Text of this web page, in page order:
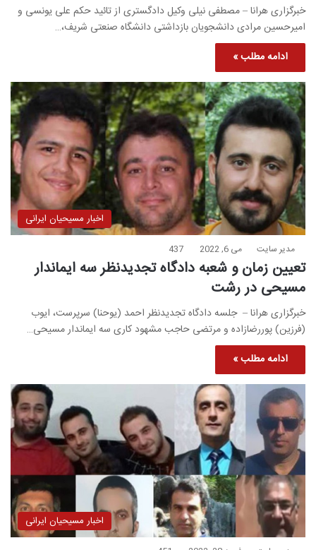
خبرگزاری هرانا – مصطفی نیلی وکیل دادگستری از تائید حکم علی یونسی و
امیرحسین مرادی دانشجویان بازداشتی دانشگاه صنعتی شریف،…
ادامه مطلب »
اخبار مسیحیان ایرانی
مدیر سایت می 6, 2022 437
تعیین زمان و شعبه دادگاه تجدیدنظر سه ایماندار
مسیحی در رشت
خبرگزاری هرانا – جلسه دادگاه تجدیدنظر احمد (یوحنا) سرپرست، ایوب
(فرزین) پوررضازاده و مرتضی حاجب مشهود کاری سه ایماندار مسیحی…
ادامه مطلب »
اخبار مسیحیان ایرانی